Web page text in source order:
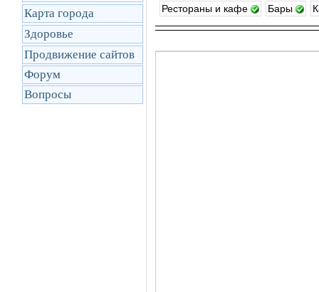
Карта города
Здоровье
Продвижение сайтов
Форум
Вопросы
Рестораны и кафе Бары